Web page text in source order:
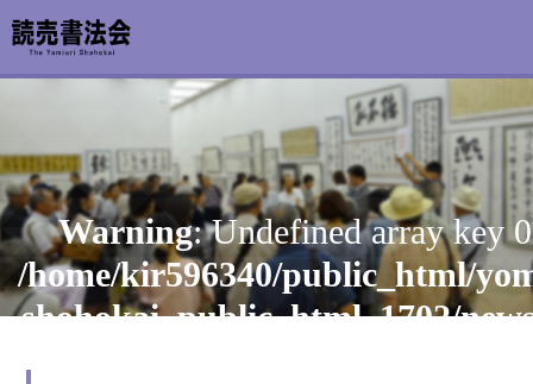
Warning: Undefined array key
/home/kir596340/public_html/
shohokai_public_html_1702/
お知らせ
読売書法会について
読売書法展